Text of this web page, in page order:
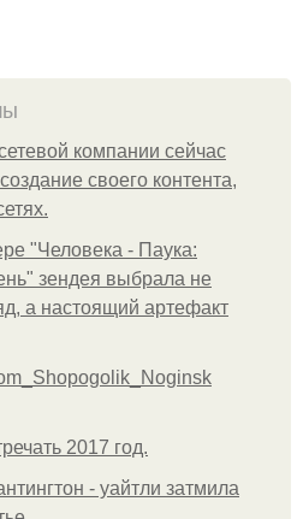
компании сейчас
своего контента,
"Человека - Паука:
зендея выбрала не
а настоящий артефакт
2017 год.
- уайтли затмила